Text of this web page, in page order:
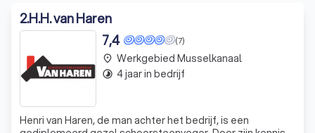
2.H.H. van Haren
(7)
7,4
Henri van Haren, de man achter het bedrijf, is een
place Werkgebied Musselkanaal
timelapse 4 jaar in bedrijf